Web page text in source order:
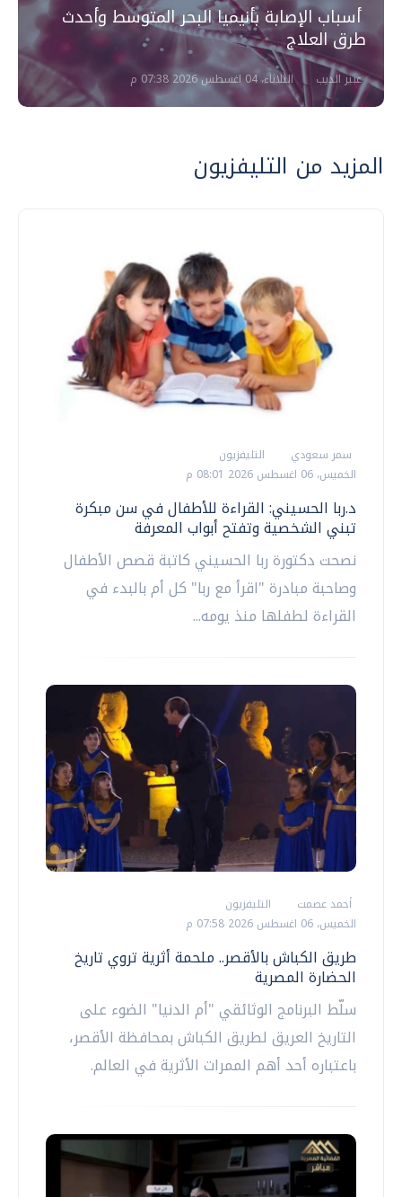
أسباب الإصابة بأنيميا البحر المتوسط وأحدث
طرق العلاج
عبير الديب الثلاثاء، 04 اغسطس 2026 07:38 م
المزيد من التليفزيون
سمر سعودي
التليفزيون
الخميس، 06 اغسطس 2026 08:01 م
د.ربا الحسيني: القراءة للأطفال في سن مبكرة
تبني الشخصية وتفتح أبواب المعرفة
نصحت دكتورة ربا الحسيني كاتبة قصص الأطفال
وصاحبة مبادرة "اقرأ مع ربا" كل أم بالبدء في
القراءة لطفلها منذ يومه...
أحمد عصمت
التليفزيون
الخميس، 06 اغسطس 2026 07:58 م
طريق الكباش بالأقصر.. ملحمة أثرية تروي تاريخ
الحضارة المصرية
سلّط البرنامج الوثائقي "أم الدنيا" الضوء على
التاريخ العريق لطريق الكباش بمحافظة الأقصر،
باعتباره أحد أهم الممرات الأثرية في العالم.